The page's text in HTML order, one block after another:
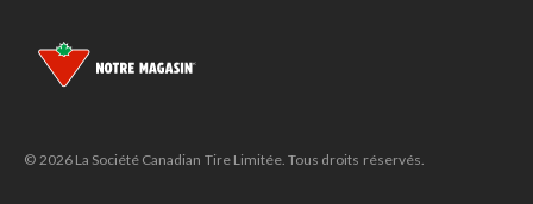
© 2026 La Société Canadian Tire Limitée. Tous droits réservés.